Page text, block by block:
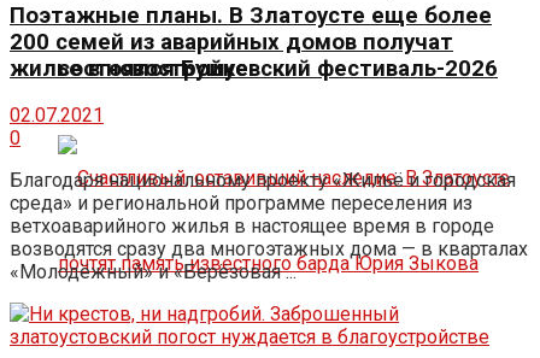
состоялся Бушуевский фестиваль-2026
Поэтажные планы. В Златоусте еще более
200 семей из аварийных домов получат
жилье в новостройке
02.07.2021
0
Благодаря национальному проекту «Жильё и городская
среда» и региональной программе переселения из
ветхоаварийного жилья в настоящее время в городе
возводятся сразу два многоэтажных дома — в кварталах
«Молодёжный» и «Берёзовая ...